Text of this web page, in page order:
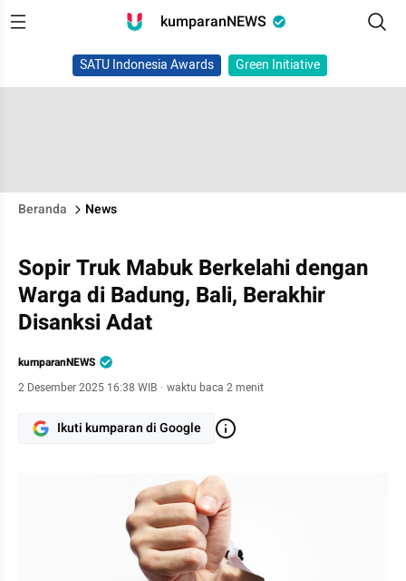
kumparanNEWS
SATU Indonesia Awards Green Initiative
Beranda News
Sopir Truk Mabuk Berkelahi dengan
Warga di Badung, Bali, Berakhir
Disanksi Adat
kumparanNEWS
2 Desember 2025 16:38 WIB · waktu baca 2 menit
Ikuti kumparan di Google